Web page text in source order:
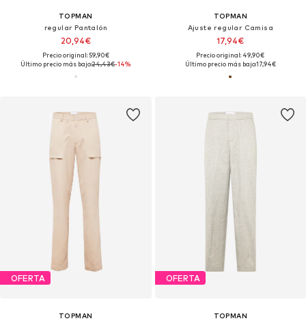
TOPMAN
regular Pantalón
20,94€
Precio original: 59,90€
Último precio más bajo:24,43€-14%
TOPMAN
Ajuste regular Camisa
17,94€
Precio original: 49,90€
Último precio más bajo:17,94€
OFERTA
TOPMAN
OFERTA
TOPMAN